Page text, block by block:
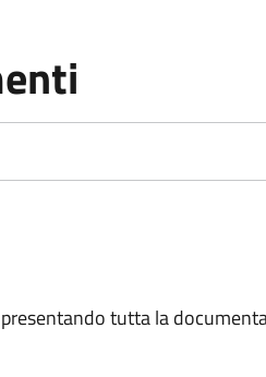
tutta la